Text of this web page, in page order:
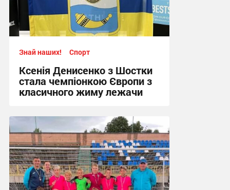
Знай наших! Спорт
Ксенія Денисенко з Шостки
стала чемпіонкою Європи з
класичного жиму лежачи
17:09, 4.08.2026